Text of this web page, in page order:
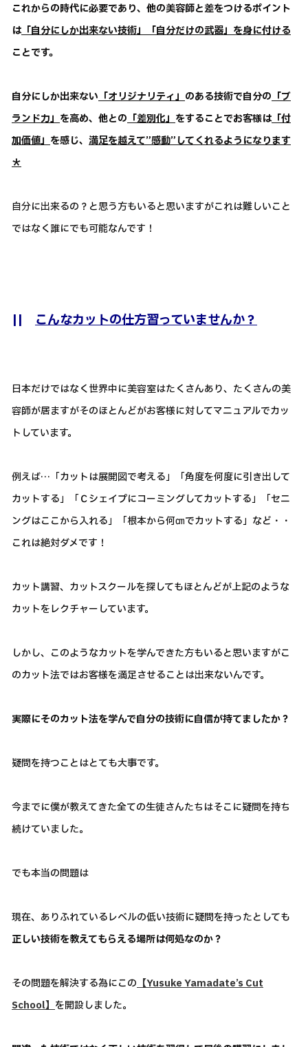
これからの時代に必要であり、他の美容師と差をつけるポイント
は「自分にしか出来ない技術」「自分だけの武器」を身に付ける
ことです。
自分にしか出来ない 「オリジナリティ」 のある技術で自分の 「ブ
ランド力」 を高め、他との 「差別化」 をすることでお客様は「付
加価値」 を感じ、 満足を越えて”感動”してくれるようになります
＊
自分に出来るの？と思う方もいると思いますがこれは難しいこと
ではなく誰にでも可能なんです！
|| こんなカットの仕方習っていませんか？
日本だけではなく世界中に美容室はたくさんあり、たくさんの美
容師が居ますがそのほとんどがお客様に対してマニュアルでカッ
トしています。
例えば…「カットは展開図で考える」「角度を何度に引き出して
カットする」「Ｃシェイプにコーミングしてカットする」「セニ
ングはここから入れる」「根本から何㎝でカットする」など・・
これは絶対ダメです！
カット講習、カットスクールを探してもほとんどが上記のような
カットをレクチャーしています。
しかし、このようなカットを学んできた方もいると思いますがこ
のカット法ではお客様を満足させることは出来ないんです。
実際にそのカット法を学んで自分の技術に自信が持てましたか？
疑問を持つことはとても大事です。
今までに僕が教えてきた全ての生徒さんたちはそこに疑問を持ち
続けていました。
でも本当の問題は
現在、ありふれているレベルの低い技術に疑問を持ったとしても
正しい技術を教えてもらえる場所は何処なのか？
その問題を解決する為にこの 【Yusuke Yamadate’s Cut
School】 を開設しました。